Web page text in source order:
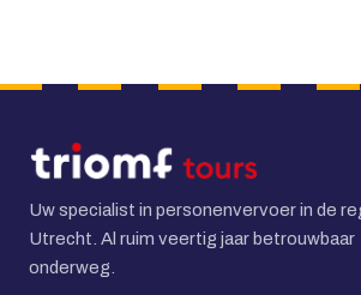
Uw specialist in personenvervoer in de
Utrecht. Al ruim veertig jaar betrouwbaar
onderweg.